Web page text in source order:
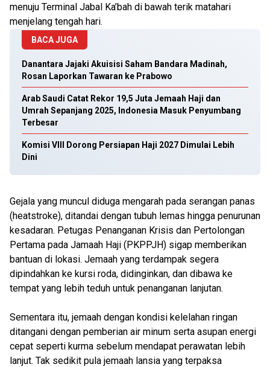
menuju Terminal Jabal Ka’bah di bawah terik matahari
menjelang tengah hari.
BACA JUGA
Danantara Jajaki Akuisisi Saham Bandara Madinah,
Rosan Laporkan Tawaran ke Prabowo
Arab Saudi Catat Rekor 19,5 Juta Jemaah Haji dan
Umrah Sepanjang 2025, Indonesia Masuk Penyumbang
Terbesar
Komisi VIII Dorong Persiapan Haji 2027 Dimulai Lebih
Dini
Gejala yang muncul diduga mengarah pada serangan panas
(heatstroke), ditandai dengan tubuh lemas hingga penurunan
kesadaran. Petugas Penanganan Krisis dan Pertolongan
Pertama pada Jamaah Haji (PKPPJH) sigap memberikan
bantuan di lokasi. Jemaah yang terdampak segera
dipindahkan ke kursi roda, didinginkan, dan dibawa ke
tempat yang lebih teduh untuk penanganan lanjutan.
Sementara itu, jemaah dengan kondisi kelelahan ringan
ditangani dengan pemberian air minum serta asupan energi
cepat seperti kurma sebelum mendapat perawatan lebih
lanjut. Tak sedikit pula jemaah lansia yang terpaksa